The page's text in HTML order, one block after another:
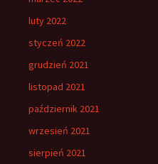
luty 2022
styczeń 2022
grudzień 2021
listopad 2021
październik 2021
wrzesień 2021
sierpień 2021